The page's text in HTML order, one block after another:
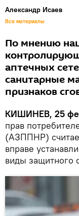
Александр Исаев
Все материалы
По мнению
аптечных
санитарные
признаков
КИШИНЕВ, 25
прав
(АЗППНР)
вправе
виды защитного